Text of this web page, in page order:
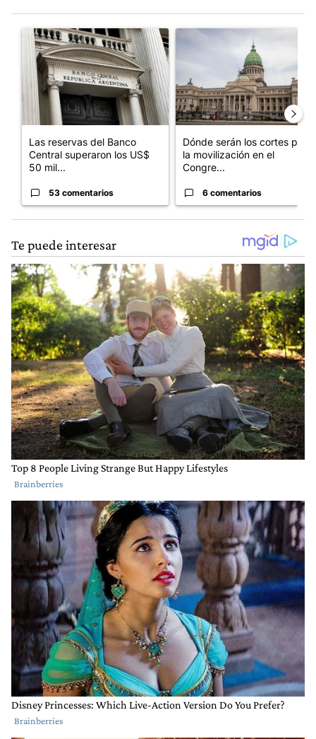
Un artículo de tendencia con el título "Las reservas del Banco
Las reservas del Banco
Central superaron los US$
50 mil...
53 comentarios
Un artículo de tendencia
Dónde serán los cortes por
la movilización en el
Congre...
6 comentarios